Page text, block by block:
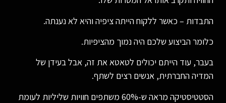
התבדות – כאשר ללקוח הייתה ציפיה והיא לא נענתה.
כלומר הביצוע שלכם היה נמוך מהציפיות.
בעבר, עוד הייתם יכולים לטאטא את זה, אבל בעידן של
המדיה החברתית, אנשים רצים לשתף.
הסטטיסטיקה מראה ש-60% משתפים חוויות שליליות לעומת